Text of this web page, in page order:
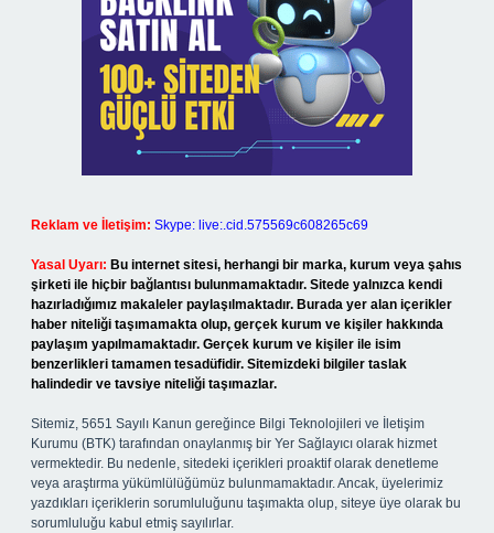
Reklam ve İletişim: Skype: live:.cid.575569c608265c69
Yasal Uyarı: Bu internet sitesi, herhangi bir marka, kurum veya şahıs
şirketi ile hiçbir bağlantısı bulunmamaktadır. Sitede yalnızca kendi
hazırladığımız makaleler paylaşılmaktadır. Burada yer alan içerikler
haber niteliği taşımamakta olup, gerçek kurum ve kişiler hakkında
paylaşım yapılmamaktadır. Gerçek kurum ve kişiler ile isim
benzerlikleri tamamen tesadüfidir. Sitemizdeki bilgiler taslak
halindedir ve tavsiye niteliği taşımazlar.
Sitemiz, 5651 Sayılı Kanun gereğince Bilgi Teknolojileri ve İletişim
Kurumu (BTK) tarafından onaylanmış bir Yer Sağlayıcı olarak hizmet
vermektedir. Bu nedenle, sitedeki içerikleri proaktif olarak denetleme
veya araştırma yükümlülüğümüz bulunmamaktadır. Ancak, üyelerimiz
yazdıkları içeriklerin sorumluluğunu taşımakta olup, siteye üye olarak bu
sorumluluğu kabul etmiş sayılırlar.